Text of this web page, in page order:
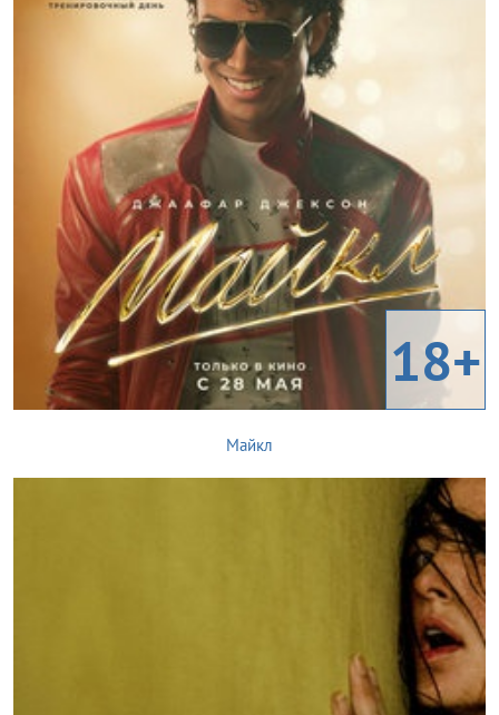
18+
Майкл